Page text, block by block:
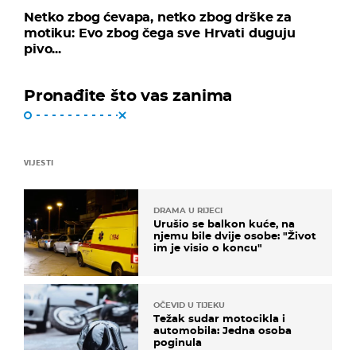
Netko zbog ćevapa, netko zbog drške za
motiku: Evo zbog čega sve Hrvati duguju
pivo...
Pronađite što vas zanima
VIJESTI
DRAMA U RIJECI
Urušio se balkon kuće, na
njemu bile dvije osobe: "Život
im je visio o koncu"
OČEVID U TIJEKU
Težak sudar motocikla i
automobila: Jedna osoba
poginula